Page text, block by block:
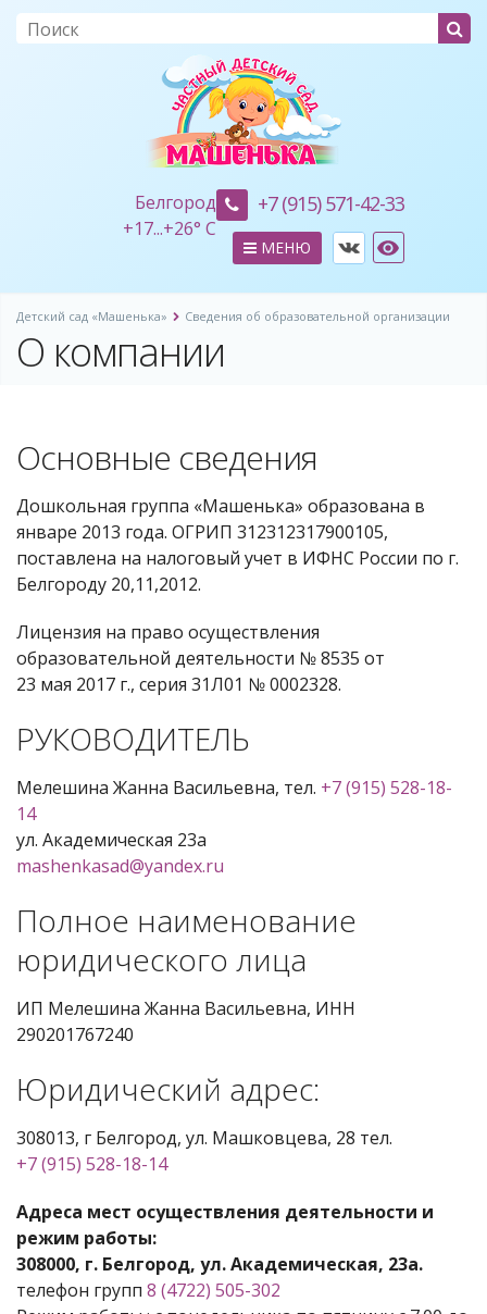
Белгород
+17...+26° C
+7 (915) 571-42-33
МЕНЮ
Детский сад «Машенька» Сведения об образовательной организации
О компании
Основные сведения
Дошкольная группа «Машенька» образована в
январе 2013 года. ОГРИП 312312317900105,
поставлена на налоговый учет в ИФНС России по г.
Белгороду 20,11,2012.
Лицензия на право осуществления
образовательной деятельности № 8535 от
23 мая 2017 г., серия 31Л01 № 0002328.
РУКОВОДИТЕЛЬ
Мелешина Жанна Васильевна, тел. +7 (915) 528-18-
14
ул. Академическая 23а
mashenkasad@yandex.ru
Полное наименование
юридического лица
ИП Мелешина Жанна Васильевна, ИНН
290201767240
Юридический адрес:
308013, г Белгород, ул. Машковцева, 28 тел.
+7 (915) 528-18-14
Адреса мест осуществления деятельности и
режим работы:
308000, г. Белгород, ул. Академическая, 23а.
телефон групп 8 (4722) 505-302